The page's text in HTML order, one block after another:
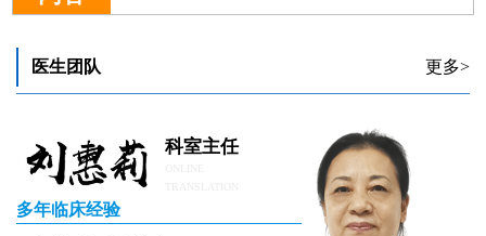
医生团队 更多>
科室主任
多年临床经验